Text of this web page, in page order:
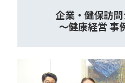
企業・健保訪
～健康経営 事